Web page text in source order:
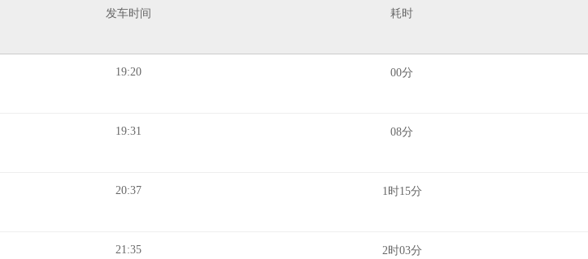
发车时间 耗时
19:20 00分
19:31 08分
20:37 1时15分
21:35 2时03分